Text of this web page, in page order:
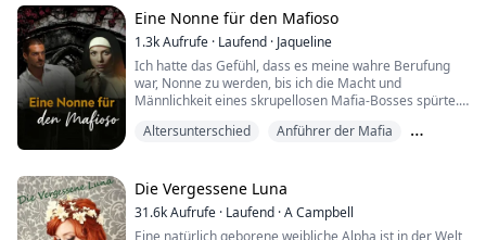
Elena dachte, sie könnte endlich eine richtige Familie
haben, aber ihre wohlhabend...
Eine Nonne für den Mafioso
1.3kAufrufe · Laufend · Jaqueline
Ich hatte das Gefühl, dass es meine wahre Berufung
war, Nonne zu werden, bis ich die Macht und
Männlichkeit eines skrupellosen Mafia-Bosses spürte.
dunklen Augen waren hypnotisierend, und ich fühlte
mich von ihnen verzaubert. Er trug schwarze Kleidung,
die seine Schönheit noch mehr betonte, und s...
Altersunterschied
Anführer der Mafia
Die Vergessene Luna
31.6kAufrufe · Laufend ·A Campbell
Eine natürlich geborene weibliche Alpha ist in der Welt